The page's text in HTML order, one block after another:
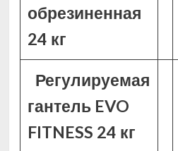
обрезиненная
24 кг
Регулируемая
гантель EVO
FITNESS 24 кг